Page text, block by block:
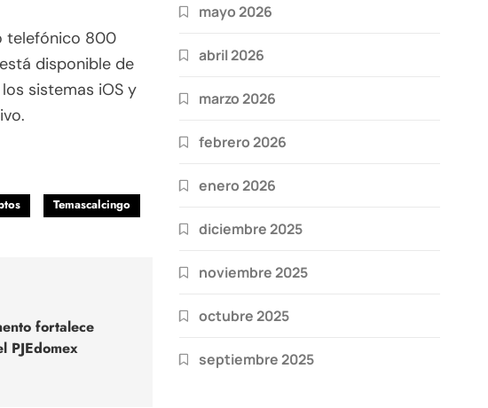
telefónico 800
disponible de
sistemas iOS y
Temascalcingo
fortalece
PJEdomex
mayo 2026
abril 2026
marzo 2026
febrero 2026
enero 2026
diciembre 2025
noviembre 2025
octubre 2025
septiembre 2025